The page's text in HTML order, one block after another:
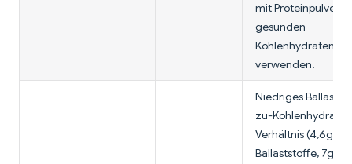
mit Proteinpulver
gesunden
Kohlenhydraten
verwenden.
Niedriges
zu-Kohlenhydrat-
Verhältnis (4,6g
Ballaststoffe, 7g